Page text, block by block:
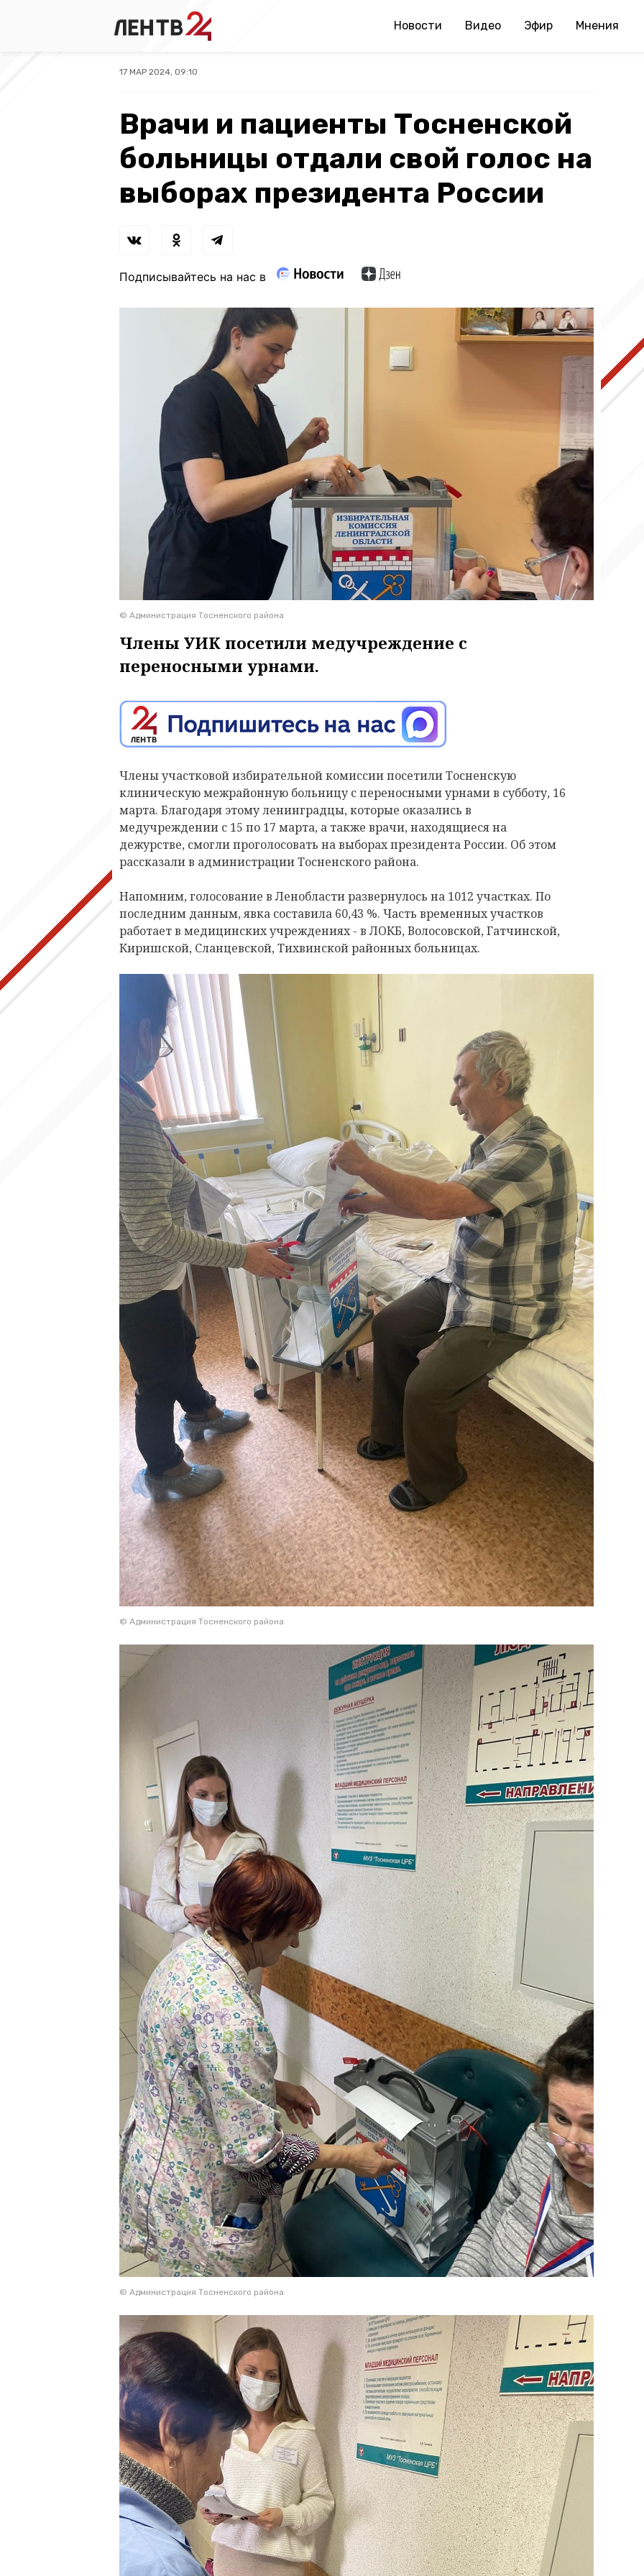
Новости Видео Эфир Мнения
17 МАР 2024, 09:10
Врачи и пациенты Тосненской
больницы отдали свой голос на
выборах президента России
Подписывайтесь на нас в
© Администрация Тосненского района
Члены УИК посетили медучреждение с
переносными урнами.
Члены участковой избирательной комиссии посетили Тосненскую
клиническую межрайонную больницу с переносными урнами в субботу, 16
марта. Благодаря этому ленинградцы, которые оказались в
медучреждении с 15 по 17 марта, а также врачи, находящиеся на
дежурстве, смогли проголосовать на выборах президента России. Об этом
рассказали в администрации Тосненского района.
Напомним, голосование в Ленобласти развернулось на 1012 участках. По
последним данным, явка составила 60,43 %. Часть временных участков
работаетв медицинских учреждениях - в ЛОКБ, Волосовской, Гатчинской,
Киришской, Сланцевской, Тихвинской районных больницах.
© Администрация Тосненского района
© Администрация Тосненского района